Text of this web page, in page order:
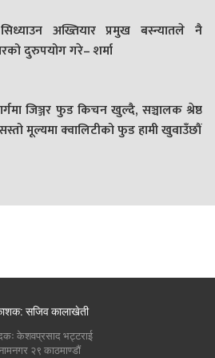
अख्तियार प्रमुख बस्न्यातले नै
दुरुपयोग गरे– शर्मा
जिञ्जर फुड किचन खुल्दै, सञ्चालक श्रेष्ठ
मूल्यमा क्वालिटीको फुड हामी खुवाउँछौं
सजिव कालाखेती
केशवप्रसाद भट्टराई
२९ काठमाण्डौं